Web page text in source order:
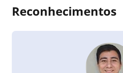
Reconhecimentos